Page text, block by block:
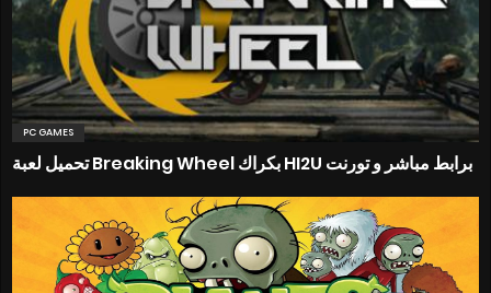
PC GAMES
تحميل لعبة Breaking Wheel بكراك HI2U برابط مباشر و تورنت